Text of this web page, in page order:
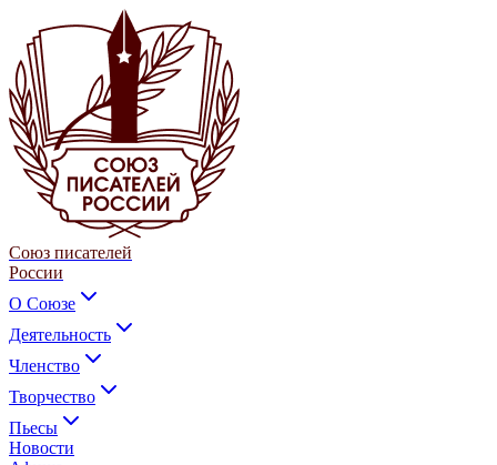
Союз писателей
России
О Союзе
Деятельность
Членство
Творчество
Пьесы
Новости